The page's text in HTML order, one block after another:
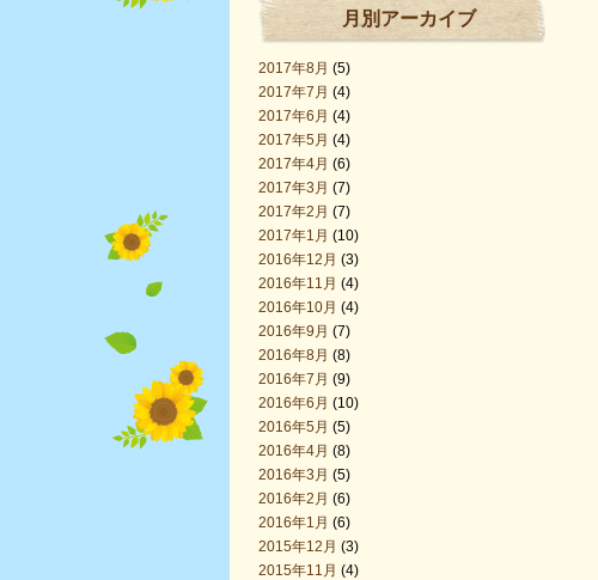
月別アーカイブ
2017年8月 (5)
2017年7月 (4)
2017年6月 (4)
2017年5月 (4)
2017年4月 (6)
2017年3月 (7)
2017年2月 (7)
2017年1月 (10)
2016年12月 (3)
2016年11月 (4)
2016年10月 (4)
2016年9月 (7)
2016年8月 (8)
2016年7月 (9)
2016年6月 (10)
2016年5月 (5)
2016年4月 (8)
2016年3月 (5)
2016年2月 (6)
2016年1月 (6)
2015年12月 (3)
2015年11月 (4)